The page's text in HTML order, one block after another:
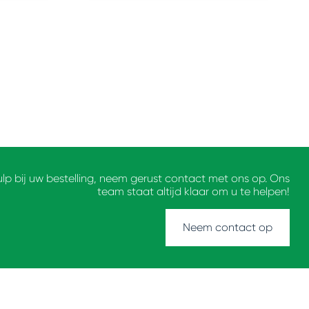
bij uw bestelling, neem gerust contact met ons op. Ons
team staat altijd klaar om u te helpen!
Neem contact op